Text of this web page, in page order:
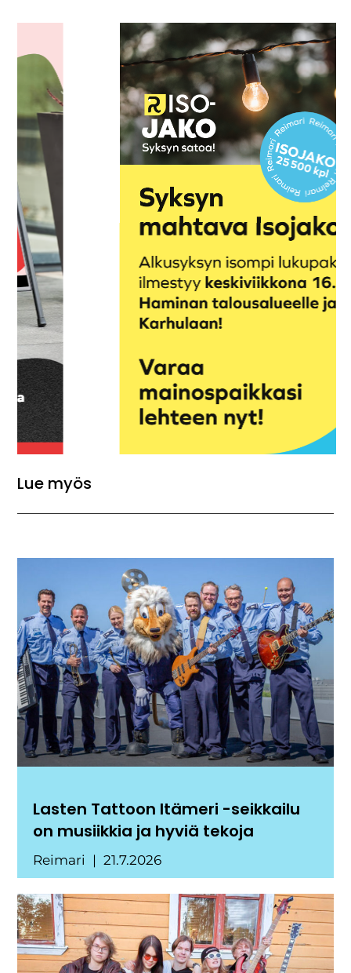
Lue myös
Lasten Tattoon Itämeri -seikkailu
on musiikkia ja hyviä tekoja
Reimari 21.7.2026